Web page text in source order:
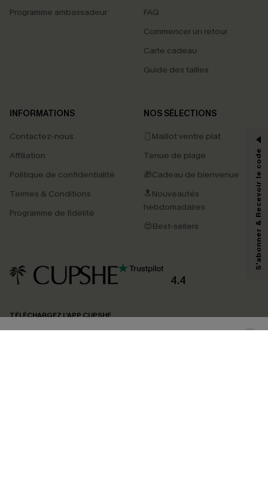
Programme ambassadeur
FAQ
Commencer un retour
Carte cadeau
Guide des tailles
INFORMATIONS
Contactez-nous
Affiliation
Politique de confidentialité
Termes & Conditions
Programme de fidélité
NOS SÉLECTIONS
🩱Maillot ventre plat
Tenue de plage
🎁Cadeau de bienvenue
🔝Nouveautés
hebdomadaires
😍Best-sellers
4.4
TÉLÉCHARGEZ L’APP CUPSHE
PROFITEZ DE -15%
-15% dès 2 Achetés par E-mail
*Un code par commande, valable une seule fois.
En soumettant votre adresse e-mail, vous acceptez de recevoir des e-mails
marketing (y compris du contenu généré par l'IA) de Cupshe et
reconnaissez avoir pris connaissance de nos
pouvons utiliser les données collectées sur notre site ainsi que des
produits susceptibles de vous intéresser, conformément à notre
Politique de
confidentialité
. Vous pouvez vous désabonner à tout moment.
S'abonner & Recevoir le code